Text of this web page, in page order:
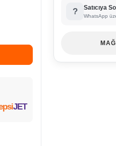
JET
? Satıcıya
WhatsApp